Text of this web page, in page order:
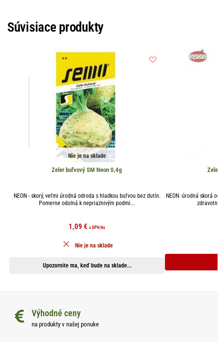
Súvisiace produkty
Nie je na sklade
Zeler buľvový SM Neon 0,4g
NEON - skorý, veľmi úrodná odroda s hladkou buľvou bez dutín.
Pomerne odolná k nepriaznivým podmi...
1,09€ s DPH/ks
Upozornite ma, keď bude na sklade...
Nie je na sklade
NEON -úrodná skorá
Výhodné ceny
na produkty v našej ponuke